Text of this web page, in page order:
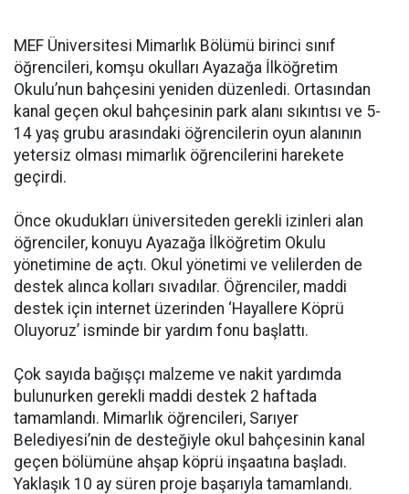
MEF Üniversitesi Mimarlık Bölümü birinci sınıf
öğrencileri, komşu okulları Ayazağa İlköğretim
Okulu’nun bahçesini yeniden düzenledi. Ortasından
kanal geçen okul bahçesinin park alanı sıkıntısı ve 5-
14 yaş grubu arasındaki öğrencilerin oyun alanının
yetersiz olması mimarlık öğrencilerini harekete
geçirdi.
Önce okudukları üniversiteden gerekli izinleri alan
öğrenciler, konuyu Ayazağa İlköğretim Okulu
yönetimine de açtı. Okul yönetimi ve velilerden de
destek alınca kolları sıvadılar. Öğrenciler, maddi
destek için internet üzerinden ‘Hayallere Köprü
Oluyoruz’ isminde bir yardım fonu başlattı.
Çok sayıda bağışçı malzeme ve nakit yardımda
bulunurken gerekli maddi destek 2 haftada
tamamlandı. Mimarlık öğrencileri, Sarıyer
Belediyesi’nin de desteğiyle okul bahçesinin kanal
geçen bölümüne ahşap köprü inşaatına başladı.
Yaklaşık 10 ay süren proje başarıyla tamamlandı.